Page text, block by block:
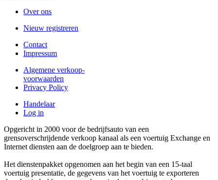
Over ons
Nieuw registreren
Contact
Impressum
Algemene verkoop-
voorwaarden
Privacy Policy
Handelaar
Log in
Opgericht in 2000 voor de bedrijfsauto van een
grensoverschrijdende verkoop kanaal als een voertuig Exchange en
Internet diensten aan de doelgroep aan te bieden.
Het dienstenpakket opgenomen aan het begin van een 15-taal
voertuig presentatie, de gegevens van het voertuig te exporteren